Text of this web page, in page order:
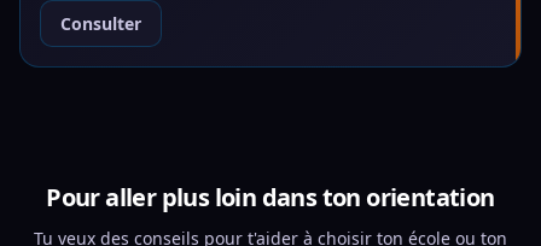
Consulter
Pour aller plus loin dans ton orientation
Tu veux des conseils pour t'aider à choisir ton école ou ton